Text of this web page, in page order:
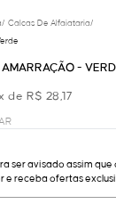
/ Calcas De Alfaiataria/
-
de R$ 28,17
ser avisado assim
e receba ofertas